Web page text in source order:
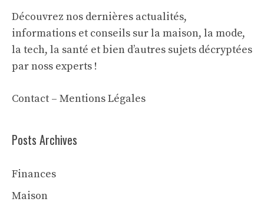
Découvrez nos dernières actualités,
informations et conseils sur la maison, la mode,
la tech, la santé et bien d’autres sujets décryptées
par noss experts !
Contact – Mentions Légales
Posts Archives
Finances
Maison